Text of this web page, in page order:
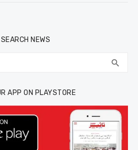
SEARCH NEWS
search
APP ON PLAYSTORE